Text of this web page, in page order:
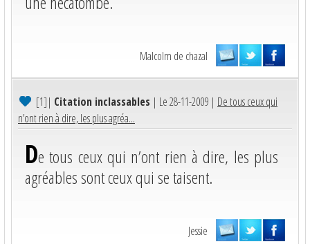
Malcolm de chazal
[1]| Citation inclassables | Le 28-11-2009 | De tous ceux qui
n’ont rien à dire, les plus agréa...
De tous ceux qui n’ont rien à dire, les plus
agréables sont ceux qui se taisent.
Jessie